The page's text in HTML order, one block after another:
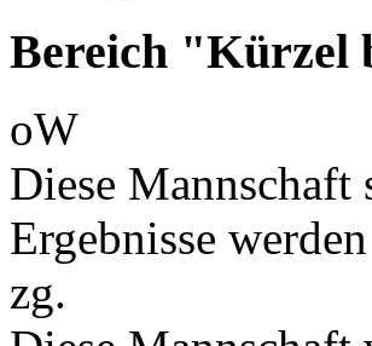
Bereich "Kürzel
oW
Diese
Ergebnisse
zg.